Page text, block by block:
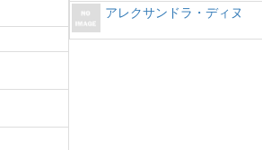
アレクサンドラ・ディヌ